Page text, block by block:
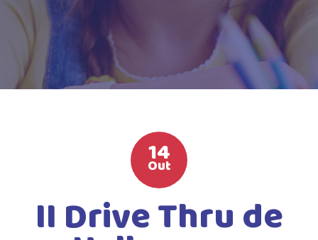
COLÉGIO MURIALDO
NÍVEIS DE ENSINO
HIGH SCHOOL
LISTA DE MATERIAIS
CALENDÁRIO ESCOLAR 2026
GUIA DA FAMÍLIA
14
Out
II Drive Thru de